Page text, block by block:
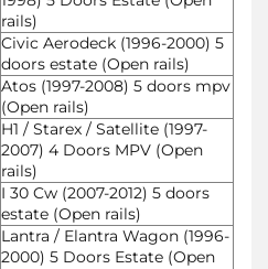
rails)
Civic Aerodeck (1996-2000) 5
doors estate (Open rails)
Atos (1997-2008) 5 doors mpv
(Open rails)
H1 / Starex / Satellite (1997-
2007) 4 Doors MPV (Open
rails)
I 30 Cw (2007-2012) 5 doors
estate (Open rails)
Lantra / Elantra Wagon (1996-
2000) 5 Doors Estate (Open